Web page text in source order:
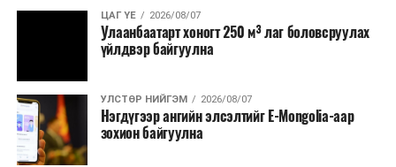
ЦАГ ҮЕ 2026/08/07
Улаанбаатарт хоногт 250 м³ лаг боловсруулах
үйлдвэр байгуулна
УЛСТӨР НИЙГЭМ 2026/08/07
Нэгдүгээр ангийн элсэлтийг E-Mongolia-аар
зохион байгуулна